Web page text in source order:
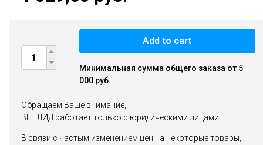
Add to cart
Минимальная сумма общего заказа от 5
000 руб.
Обращаем Ваше внимание,
ВЕНЛИД работает только с юридическими лицами!
В связи с частым изменением цен на некоторые товары,